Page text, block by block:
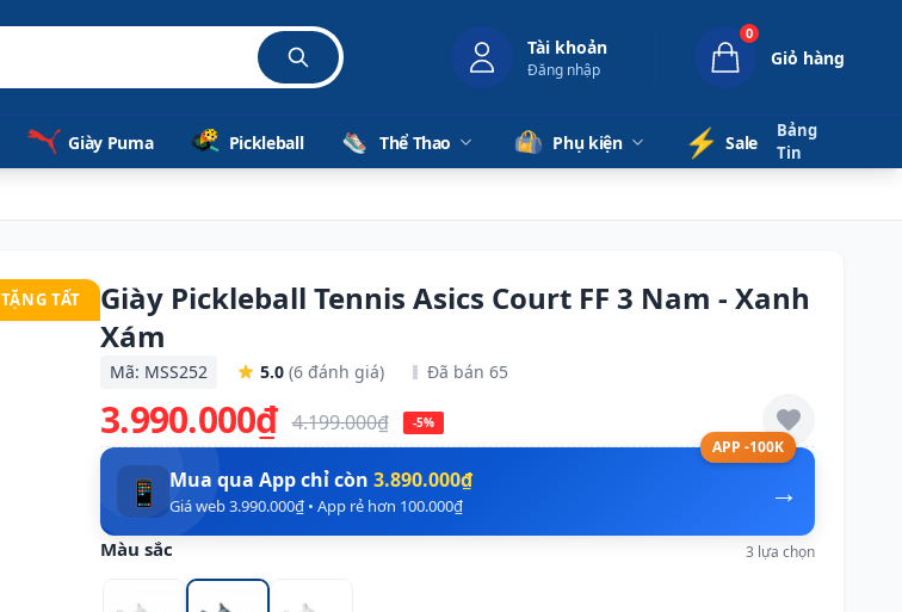
Tài khoản
Đăng nhập
0
Giỏ hàng
Giày Puma Pickleball Thể Thao Phụ kiện ⚡️ Sale
Bảng
Tin
TẶNG TẤT
Giày Pickleball Tennis Asics Court FF 3 Nam - Xanh
Xám
Mã: MSS252 5.0 (6 đánh giá) Đã bán 65
3.990.000₫ 4.199.000₫ -5%
APP -100K
→
📱 Mua qua App chỉ còn 3.890.000₫
Giá web 3.990.000₫ • App rẻ hơn 100.000₫
Màu sắc 3 lựa chọn